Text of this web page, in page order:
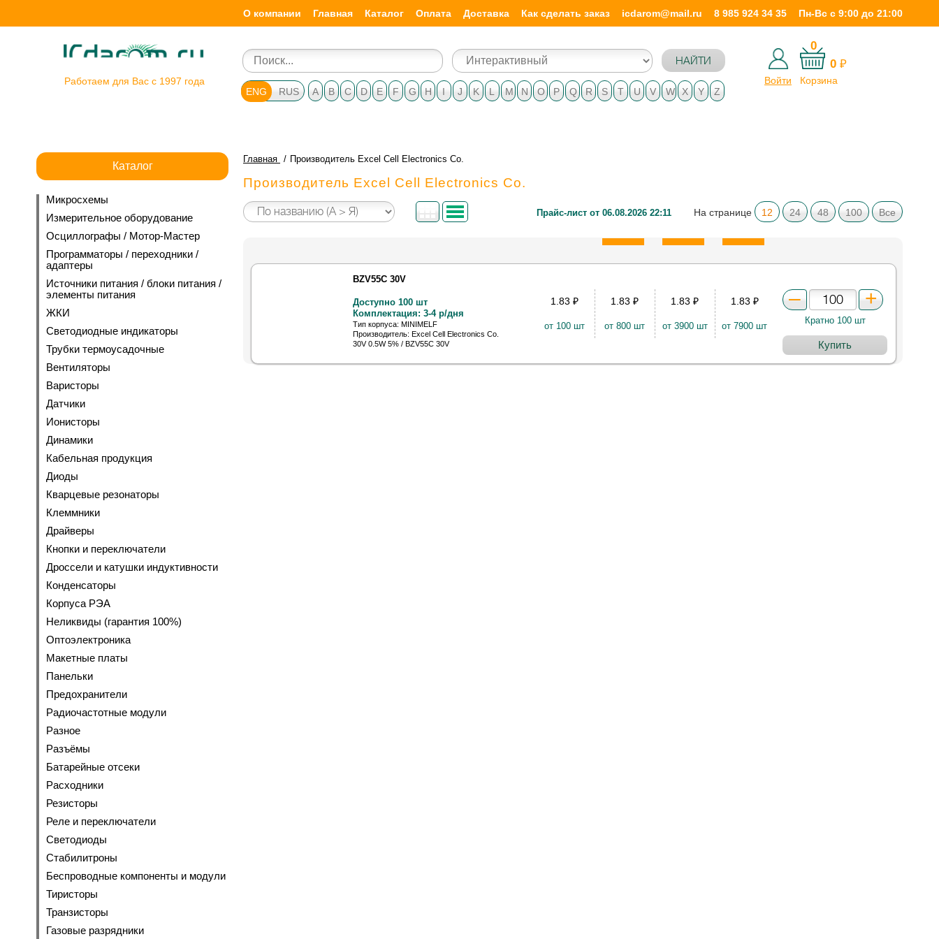
О компании Главная Каталог Оплата Доставка Как сделать заказ icdarom@mail.ru 8 985 924 34 35 Пн-Вс с 9:00 до 21:00
Работаем для Вас с 1997 года
НАЙТИ
Войти
0
0 ₽
Корзина
A
B C D E F G H I J K L M N O P Q R S T U V W X Y Z
ENG RUS
Главная Производитель Excel Cell Electronics Co.
Производитель Excel Cell Electronics Co.
Прайс-лист от 06.08.2026 22:11 На странице 12 24 48 100 Все
BZV55C 30V
Доступно 100 шт
Комплектация: 3-4 р/дня
Тип корпуса: MINIMELF
Производитель: Excel Cell Electronics Co.
30V 0.5W 5% / BZV55C 30V
1.83 ₽
от 100 шт
1.83₽
от 800 шт
1.83₽
от 3900 шт
1.83 ₽
от 7900 шт
Кратно 100 шт
Купить
Каталог
Микросхемы
Измерительное оборудование
Осциллографы / Мотор-Мастер
Программаторы / переходники /
адаптеры
Источники питания / блоки питания /
элементы питания
ЖКИ
Светодиодные индикаторы
Трубки термоусадочные
Вентиляторы
Варисторы
Датчики
Ионисторы
Динамики
Кабельная продукция
Диоды
Кварцевые резонаторы
Клеммники
Драйверы
Кнопки и переключатели
Дроссели и катушки индуктивности
Конденсаторы
Корпуса РЭА
Неликвиды (гарантия 100%)
Оптоэлектроника
Макетные платы
Панельки
Предохранители
Радиочастотные модули
Разное
Разъёмы
Батарейные отсеки
Расходники
Резисторы
Реле и переключатели
Светодиоды
Стабилитроны
Беспроводные компоненты и модули
Тиристоры
Транзисторы
Газовые разрядники